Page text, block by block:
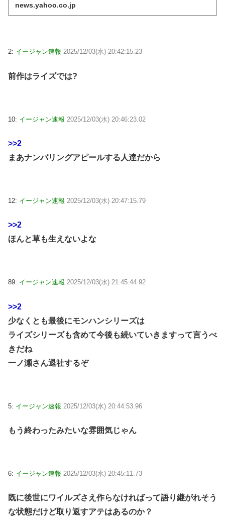
news.yahoo.co.jp
2: イージャン速報 2025/12/03(水) 20:42:15.23
前作はライズでは?
10: イージャン速報 2025/12/03(水) 20:46:23.02
>>2
まあナンバリングアピールする人達だから
12: イージャン速報 2025/12/03(水) 20:47:15.79
>>2
ほんと草も生えないよな
89: イージャン速報 2025/12/03(水) 21:45:44.92
>>2
少なくとも最後にモンハンシリーズは
ライズシリーズも含めて今後も続いていきますって言うべ
きだね
一ノ瀬さん退社するぞ
5: イージャン速報 2025/12/03(水) 20:44:53.96
もう終わったみたいな雰囲気じゃん
6: イージャン速報 2025/12/03(水) 20:45:11.73
既に後世にワイルズさえ作らなければって語り継がれそう
な状態だけど取り返すアテはあるのか？